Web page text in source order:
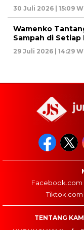
30 Juli 2026 | 15:09
Wamenko
Sampah di Setiap
29 Juli 2026 | 14:29
Facebook.com
Tiktok.com
TENTANG